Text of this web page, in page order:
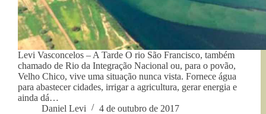
Levi Vasconcelos – A Tarde O rio São Francisco, também
chamado de Rio da Integração Nacional ou, para o povão,
Velho Chico, vive uma situação nunca vista. Fornece água
para abastecer cidades, irrigar a agricultura, gerar energia e
ainda dá…
Daniel Levi
4 de outubro de 2017